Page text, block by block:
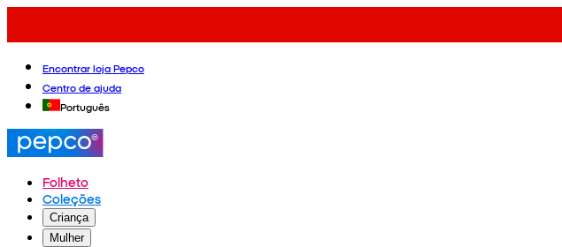
Encontrar loja Pepco
Centro de ajuda
Português
Folheto
Coleções
Criança
Mulher